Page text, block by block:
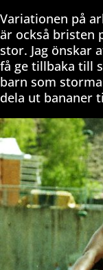
Variationen på
är också bristen
stor. Jag önskar
få ge tillbaka till
barn som
dela ut bananer